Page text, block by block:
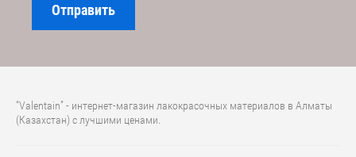
Отправить
“Valentain” - интернет-магазин лакокрасочных материалов в Алматы
(Казахстан) с лучшими ценами.